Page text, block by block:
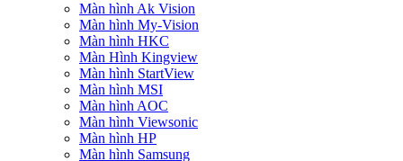
Màn hình Ak Vision
Màn hình My-Vision
Màn hình HKC
Màn Hình Kingview
Màn hình StartView
Màn hình MSI
Màn hình AOC
Màn hình Viewsonic
Màn hình HP
Màn hình Samsung